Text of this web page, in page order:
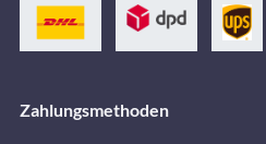
Zahlungsmethoden